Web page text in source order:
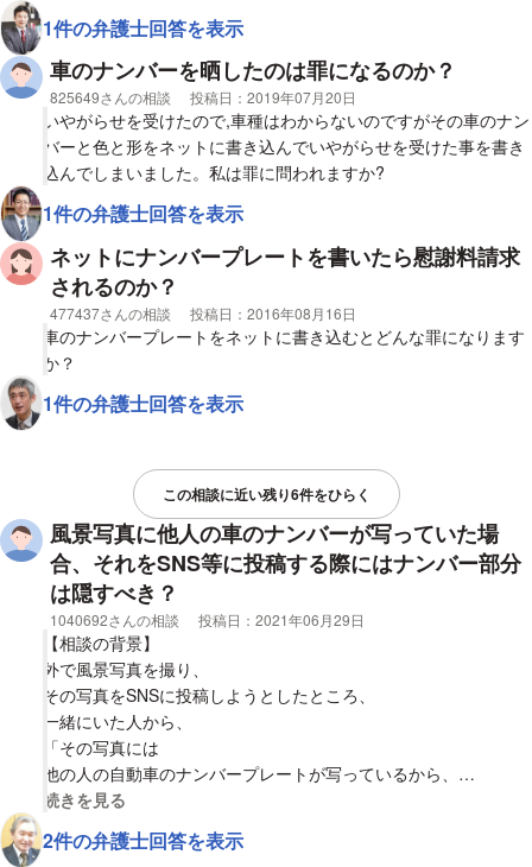
私のこの行為は咎められるものですか?
1件の弁護士回答を表示
車のナンバーを晒したのは罪になるのか？
相談者
825649さんの相談 投稿日： 2019年07月20日
いやがらせを受けたので,車種はわからないのですがその車のナン
バーと色と形をネットに書き込んでいやがらせを受けた事を書き
込んでしまいました。私は罪に問われますか?
1件の弁護士回答を表示
ネットにナンバープレートを書いたら慰謝料請求
されるのか？
相談者
477437さんの相談 投稿日： 2016年08月16日
車のナンバープレートをネットに書き込むとどんな罪になります
か？
1件の弁護士回答を表示
この相談に近い残り6件をひらく
風景写真に他人の車のナンバーが写っていた場
合、それをSNS等に投稿する際にはナンバー部分
は隠すべき？
相談者
1040692さんの相談 投稿日： 2021年06月29日
【相談の背景】
外で風景写真を撮り、
その写真をSNSに投稿しようとしたところ、
一緒にいた人から、
「その写真には
他の人の自動車のナンバープレートが写っているから、
SNSに載せるのなら、
モザイク等で隠してからにしないといけない。」
視覚的に省略された相談全文の
続きを見る
2件の弁護士回答を表示